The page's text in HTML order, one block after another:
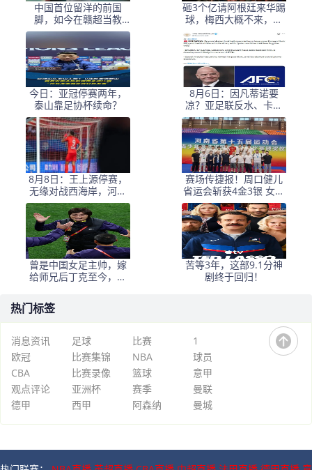
中国首位留洋的前国
脚，如今在赣超当教
练，1.9米儿子也选足球
砸3个亿请阿根廷来华踢
球，梅西大概不来，却
要国足上去当陪练？
今日：亚冠停赛两年，
泰山靠足协杯续命？
8月6日：因凡蒂诺要
凉？亚足联反水、卡塔
尔挺他，世界杯权力游
戏比决赛点球还刺激！
8月8日：王上源停赛，
无缘对战西海岸，河南
中场失核，郑智率队剑
指亚冠！
赛场传捷报！周口健儿
省运会斩获4金3银 女足
（甲组）创历史摘银
曾是中国女足主帅，嫁
给师兄后丁克至今，如
苦等3年，这部9.1分神
剧终于回归！
热门标签
消息资讯 足球 比赛
1
欧冠
比赛集锦 NBA
球员
CBA
比赛录像 篮球
意甲
观点评论
亚洲杯 赛季
曼联
德甲
西甲 阿森纳 曼城